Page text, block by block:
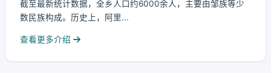
截至最新统计数据，全乡人口约6000余人，主要由邹族等少
数民族构成。历史上，阿里...
查看更多介绍